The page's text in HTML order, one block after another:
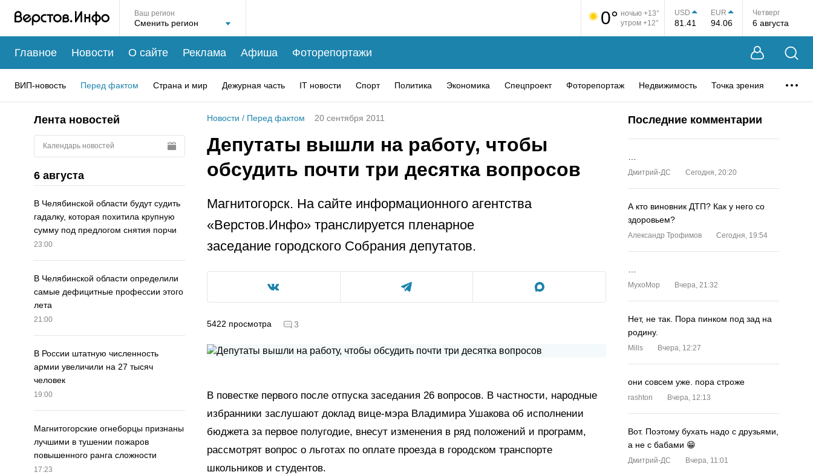
Ваш регион 0° ночью +13°
утром +12°
USD
81.41
EUR
94.06
Четверг
6 августа
Главное Новости О сайте Реклама Афиша Фоторепортажи
ВИП-новость Перед фактом Страна и мир Дежурная часть IT новости Спорт Политика Экономика Спецпроект Фоторепортаж Недвижимость Точка зрения
Лента новостей
Календарь новостей
6 августа
В Челябинской области будут судить
гадалку, которая похитила крупную
сумму под предлогом снятия порчи
23:00
В Челябинской области определили
самые дефицитные профессии этого
лета
21:00
В России штатную численность
армии увеличили на 27 тысяч
человек
19:00
Магнитогорские огнеборцы признаны
лучшими в тушении пожаров
повышенного ранга сложности
17:23
Новости / Перед фактом 20 сентября 2011
Депутаты вышли на работу, чтобы
обсудить почти три десятка вопросов
Магнитогорск. На сайте информационного агентства
«Верстов.Инфо» транслируется пленарное
заседание городского Собрания депутатов.
5422 просмотра 3
В повестке первого после отпуска заседания 26 вопросов. В частности, народные
избранники заслушают доклад вице-мэра Владимира Ушакова об исполнении
бюджета за первое полугодие, внесут изменения в ряд положений и программ,
рассмотрят вопрос о льготах по оплате проезда в городском транспорте
школьников и студентов.
Последние комментарии
Дмитрий-ДС Сегодня, 20:20
А кто виновник ДТП? Как у него со
здоровьем?
Александр Трофимов Сегодня, 19:54
MyxoMop Вчера, 21:32
Нет, не так. Пора пинком под зад на
родину.
Mills Вчера, 12:27
они совсем уже. пора строже
rashton Вчера, 12:13
Вот. Поэтому бухать надо с друзьями,
а не с бабами 😁
Дмитрий-ДС Вчера, 11:01